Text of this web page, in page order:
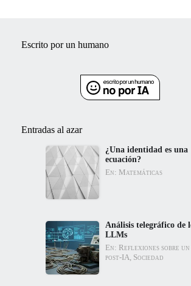
Escrito por un humano
Entradas al azar
¿Una identidad es una
ecuación?
En: Matemáticas
Análisis telegráfico de
LLMs
En: Reflexiones sobre un
post-IA, Sociedad